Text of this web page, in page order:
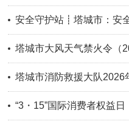
安全守护站┋塔城市：安
塔城市大风天气禁火令（
塔城市消防救援大队2026年2月份“双随机、一公开
“3・15”国际消费者权益日┋塔城市：严